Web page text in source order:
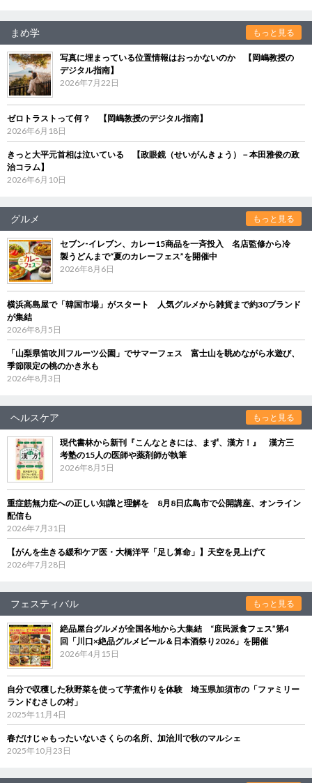
まめ学 もっと見る
写真に埋まっている位置情報はおっかないのか 【岡嶋教授の
デジタル指南】
2026年7月22日
ゼロトラストって何？ 【岡嶋教授のデジタル指南】
2026年6月18日
きっと大平元首相は泣いている 【政眼鏡（せいがんきょう）－本田雅俊の政
治コラム】
2026年6月10日
グルメ もっと見る
セブン‐イレブン、カレー15商品を一斉投入 名店監修から冷
製うどんまで“夏のカレーフェス”を開催中
2026年8月6日
横浜高島屋で「韓国市場」がスタート 人気グルメから雑貨まで約30ブランド
が集結
2026年8月5日
「山梨県笛吹川フルーツ公園」でサマーフェス 富士山を眺めながら水遊び、
季節限定の桃のかき氷も
2026年8月3日
ヘルスケア もっと見る
現代書林から新刊『こんなときには、まず、漢方！』 漢方三
考塾の15人の医師や薬剤師が執筆
2026年8月5日
重症筋無力症への正しい知識と理解を 8月8日広島市で公開講座、オンライン
配信も
2026年7月31日
【がんを生きる緩和ケア医・大橋洋平「足し算命」】天空を見上げて
2026年7月28日
フェスティバル もっと見る
絶品屋台グルメが全国各地から大集結 “庶民派食フェス”第4
回「川口×絶品グルメビール＆日本酒祭り2026」を開催
2026年4月15日
自分で収穫した秋野菜を使って芋煮作りを体験 埼玉県加須市の「ファミリー
ランドむさしの村」
2025年11月4日
春だけじゃもったいないさくらの名所、加治川で秋のマルシェ
2025年10月23日